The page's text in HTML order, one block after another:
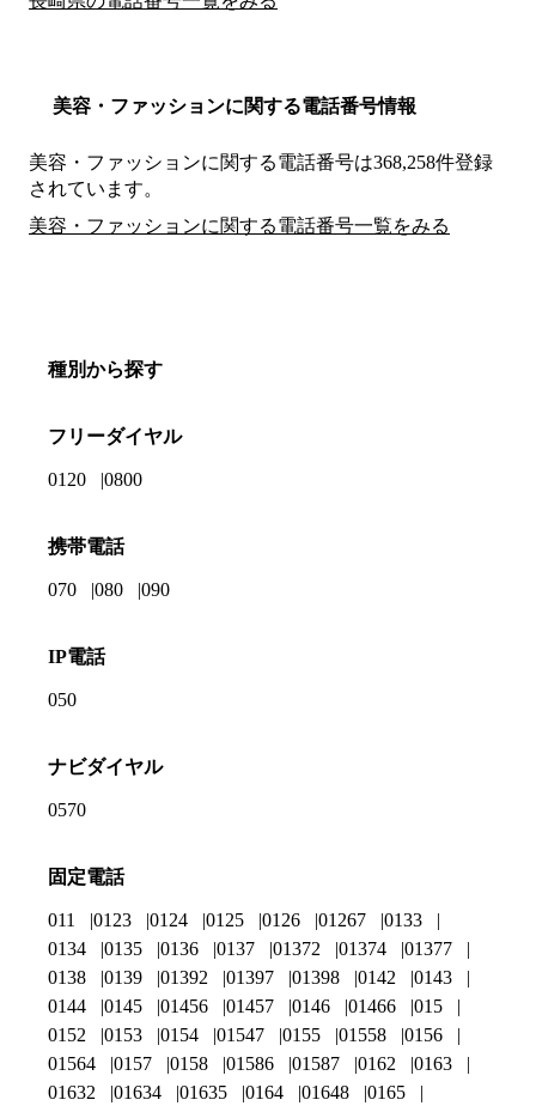
美容・ファッションに関する電話番号情報
美容・ファッションに関する電話番号は368,258件登録
されています。
美容・ファッションに関する電話番号一覧をみる
種別から探す
フリーダイヤル
0120 0800
携帯電話
070 080 090
IP電話
050
ナビダイヤル
0570
固定電話
011 0123 0124 0125 0126 01267
0133
0134
0135 0136 0137 01372 01374
01377
0138
0139 01392 01397 01398 0142
0143
0144
0145 01456 01457 0146 01466
015
0152
0153 0154 01547 0155 01558
0156
01564
0157 0158 01586 01587 0162
0163
01632
01634 01635 0164 01648
0165